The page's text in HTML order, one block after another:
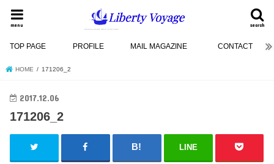
search
menu
TOP PAGE PROFILE MAIL MAGAZINE CONTACT
HOME 171206_2
2017.12.06
171206_2
LINE